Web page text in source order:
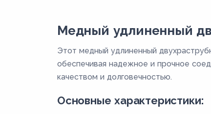
Медный удлиненный
Этот медный удлиненный
обеспечивая надежное и прочное
качеством и долговечностью.
Основные характеристики: